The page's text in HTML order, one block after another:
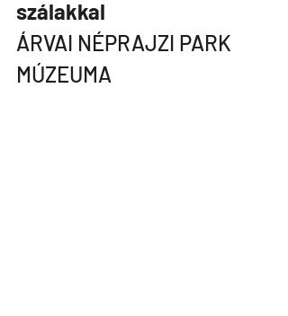
szálakkal
ÁRVAI NÉPRAJZI PARK
MÚZEUMA